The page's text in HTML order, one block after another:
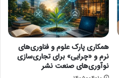
همکاری پارک علوم و فناوری‌های
نرم و «چرایی» برای تجاری‌سازی
نوآوری‌های صنعت نشر